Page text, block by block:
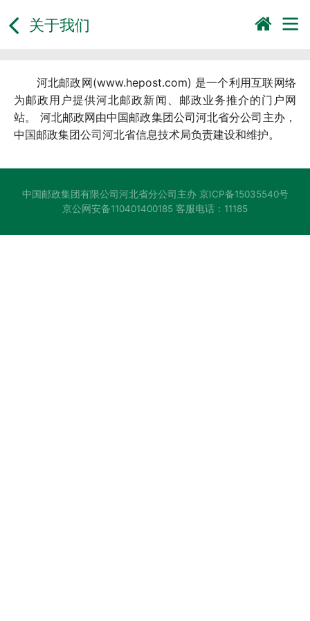
关于我们
河北邮政网(www.hepost.com) 是一个利用互联网络
为邮政用户提供河北邮政新闻、邮政业务推介的门户网
站。 河北邮政网由中国邮政集团公司河北省分公司主办，
中国邮政集团公司河北省信息技术局负责建设和维护。
中国邮政集团有限公司河北省分公司主办 京ICP备15035540号
京公网安备110401400185 客服电话：11185